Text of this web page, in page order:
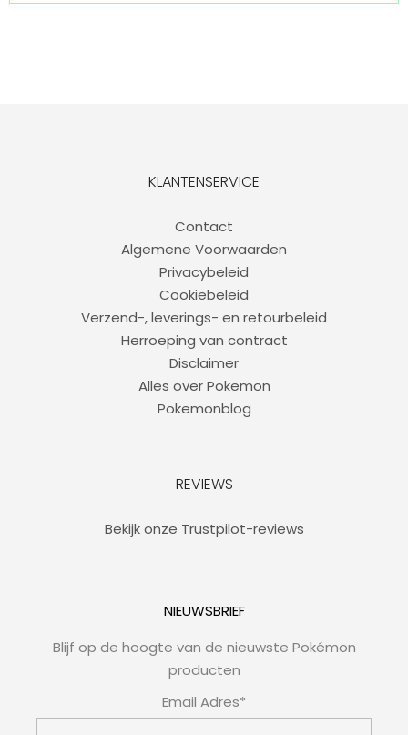
KLANTENSERVICE
Contact
Algemene Voorwaarden
Privacybeleid
Cookiebeleid
Verzend-, leverings- en retourbeleid
Herroeping van contract
Disclaimer
Alles over Pokemon
Pokemonblog
REVIEWS
Bekijk onze Trustpilot-reviews
NIEUWSBRIEF
Blijf op de hoogte van de nieuwste Pokémon
producten
Email Adres*